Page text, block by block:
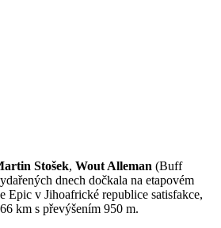
Stošek, Wout Alleman (Buff
dnech dočkala na etapovém
Epic v Jihoafrické republice satisfakce,
km s převýšením 950 m.